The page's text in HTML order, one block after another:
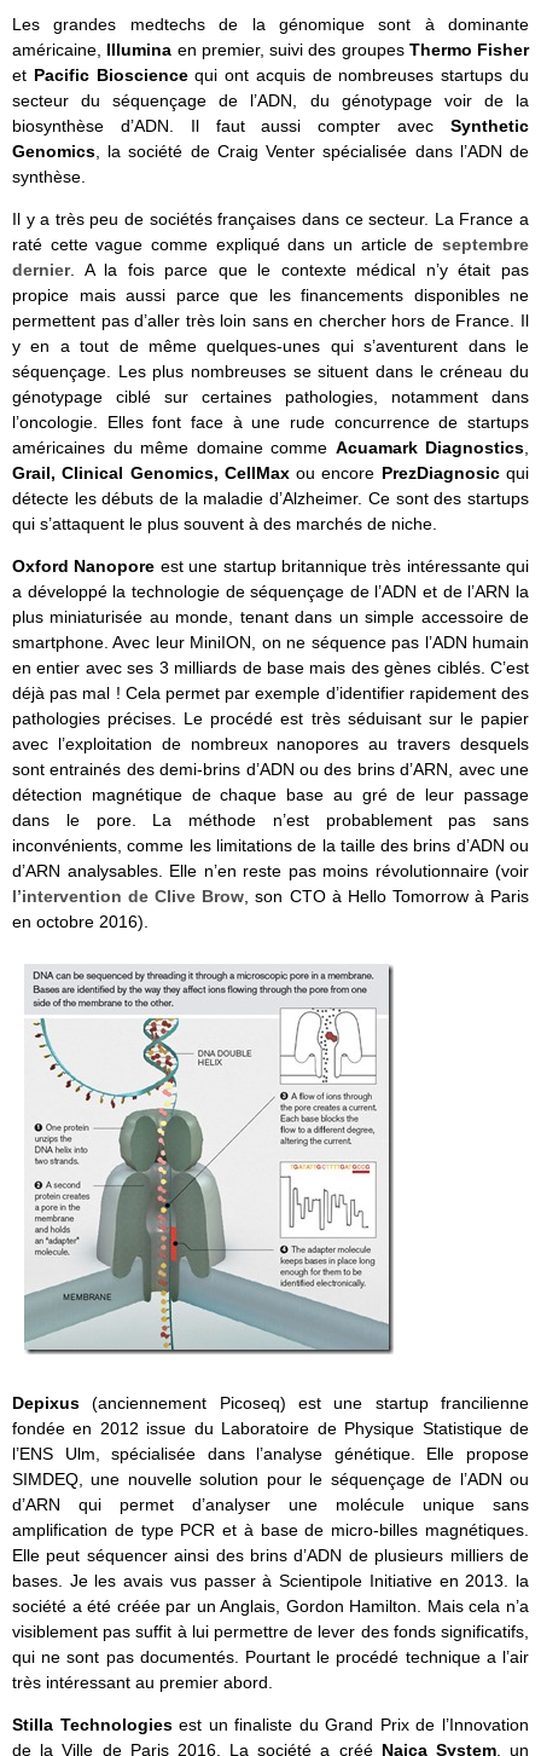
Les grandes medtechs de la génomique sont à dominante
américaine, Illumina en premier, suivi des groupes Thermo Fisher
et Pacific Biosciencequi ont acquis de nombreuses startups du
secteur du séquençage de l’ADN, du génotypage voir de la
biosynthèse d’ADN. Il faut aussi compter avec Synthetic
Genomics , la société de Craig Venter spécialisée dans l’ADN de
synthèse.
Il y a très peu de sociétés françaises dans ce secteur. La France a
raté cette vague comme expliqué dans un article de septembre
dernier. A la fois parce que le contexte médical n’y était pas
propice mais aussi parce que les financements disponibles ne
permettent pas d’aller très loin sans en chercher hors de France. Il
y en a tout de même quelques-unes qui s’aventurent dans le
séquençage. Les plus nombreuses se situent dans le créneau du
génotypage ciblé sur certaines pathologies, notamment dans
l’oncologie. Elles font face à une rude concurrence de startups
américaines du même domaine comme Acuamark Diagnostics
Grail, Clinical Genomics, CellMaxou encore PrezDiagnosicqui
détecte les débuts de la maladie d’Alzheimer. Ce sont des startups
qui s’attaquent le plus souvent à des marchés de niche.
Oxford Nanopore est une startup britannique très intéressante qui
a développé la technologie de séquençage de l’ADN et de l’ARN la
plus miniaturisée au monde, tenant dans un simple accessoire de
smartphone. Avec leur MiniION, on ne séquence pas l’ADN humain
en entier avec ses 3 milliards de base mais des gènes ciblés. C’est
déjà pas mal ! Cela permet par exemple d’identifier rapidement des
pathologies précises. Le procédé est très séduisant sur le papier
avec l’exploitation de nombreux nanopores au travers desquels
sont entrainés des demi-brins d’ADN ou des brins d’ARN, avec une
détection magnétique de chaque base au gré de leur passage
dans le pore. La méthode n’est probablement pas sans
inconvénients, comme les limitations de la taille des brins d’ADN ou
d’ARN analysables. Elle n’en reste pas moins révolutionnaire (voir
l’intervention de Clive Brow , son CTO à Hello Tomorrow à Paris
en octobre 2016).
Depixus(anciennement Picoseq) est une startup francilienne
fondée en 2012 issue du Laboratoire de Physique Statistique de
l’ENS Ulm, spécialisée dans l’analyse génétique. Elle propose
SIMDEQ, une nouvelle solution pour le séquençage de l’ADN ou
d’ARN qui permet d’analyser une molécule unique sans
amplification de type PCR et à base de micro-billes magnétiques.
Elle peut séquencer ainsi des brins d’ADN de plusieurs milliers de
bases. Je les avais vus passer à Scientipole Initiative en 2013. la
société a été créée par un Anglais, Gordon Hamilton. Mais cela n’a
visiblement pas suffit à lui permettre de lever des fonds significatifs,
qui ne sont pas documentés. Pourtant le procédé technique a l’air
très intéressant au premier abord.
Stilla Technologiesest un finaliste du Grand Prix de l’Innovation
de la Ville de Paris 2016. La société a créé Naica System, un